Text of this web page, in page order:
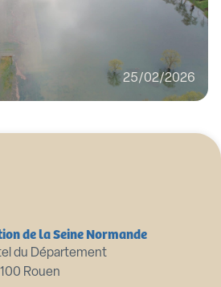
25/02/2026
de la Seine Normande
du Département
Rouen